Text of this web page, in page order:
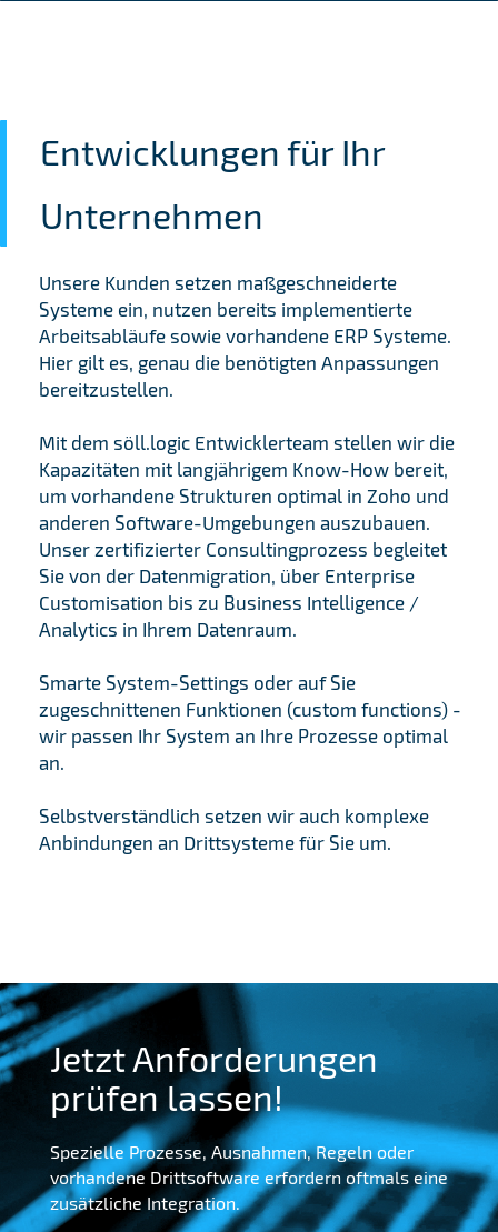
Entwicklungen für Ihr
Unternehmen
Unsere Kunden setzen maßgeschneiderte
Systeme ein, nutzen bereits implementierte
Arbeitsabläufe sowie vorhandene ERP Systeme.
Hier gilt es, genau die benötigten Anpassungen
bereitzustellen.
Mit dem söll.logic Entwicklerteam stellen wir die
Kapazitäten mit langjährigem Know-How bereit,
um vorhandene Strukturen optimal in Zoho und
anderen Software-Umgebungen auszubauen.
Unser zertifizierter Consultingprozess begleitet
Sie von der Datenmigration, über Enterprise
Customisation bis zu Business Intelligence /
Analytics in Ihrem Datenraum.
Smarte System-Settings oder auf Sie
zugeschnittenen Funktionen (custom functions) -
wir passen Ihr System an Ihre Prozesse optimal
an.
Selbstverständlich setzen wir auch komplexe
Anbindungen an Drittsysteme für Sie um.
Jetzt Anforderungen
prüfen lassen!
Spezielle Prozesse, Ausnahmen, Regeln oder
vorhandene Drittsoftware erfordern oftmals eine
zusätzliche Integration.